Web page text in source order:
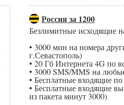
Россия за 1200
Безлимитные исходящие
• 3000 мин на номера
г.Севастополь)
• 20 Гб Интернета 4G по
• 3000 SMS/MMS на
• Бесплатные входящие
• Бесплатные входящие
из пакета минут 3000)